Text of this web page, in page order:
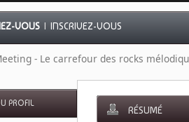
VOUS |INSCRIVEZ-VOUS
- Le carrefour des rocks
PROFIL
RÉSUMÉ